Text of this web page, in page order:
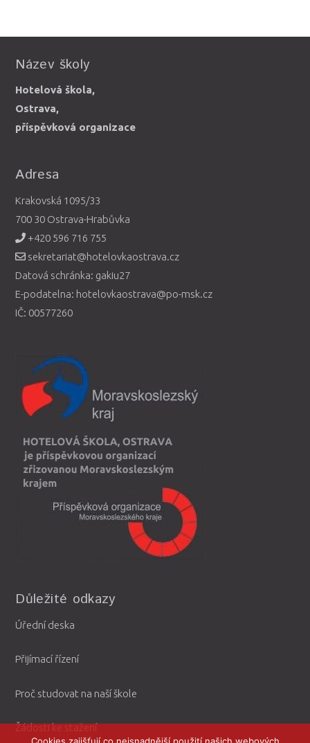
Název školy
Hotelová škola,
Ostrava,
příspěvková organizace
Adresa
Krakovská 1095/33
700 30 Ostrava-Hrabůvka
+420 596 716 755
sekretariat@hotelovkaostrava.cz
Datová schránka: gakiu27
E-podatelna: hotelovkaostrava@po-msk.cz
IČ: 00577260
Důležité odkazy
Úřední deska
Přijímací řízení
Proč studovat na naší škole
Žádosti ke stažení